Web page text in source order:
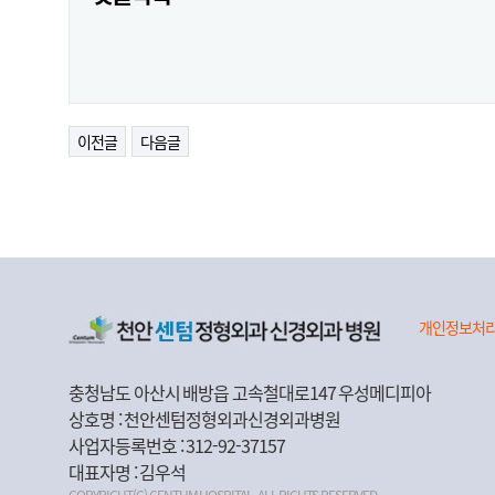
이전글 다음글
개인정보처
충청남도 아산시 배방읍 고속철대로147 우성메디피아
상호명 : 천안센텀정형외과신경외과병원
사업자등록번호 : 312-92-37157
대표자명 : 김우석